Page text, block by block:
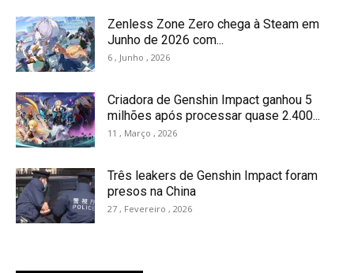
Zenless Zone Zero chega à Steam em
Junho de 2026 com...
6 , Junho , 2026
Criadora de Genshin Impact ganhou 5
milhões após processar quase 2.400...
11 , Março , 2026
Três leakers de Genshin Impact foram
presos na China
27 , Fevereiro , 2026